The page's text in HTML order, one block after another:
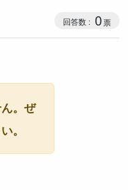
0
。ぜ
。